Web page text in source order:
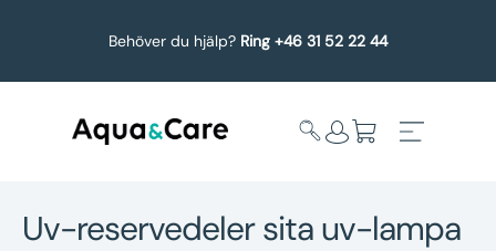
Behöver du hjälp? Ring +46 31 52 22 44
uv-reservedeler sita uv-lampa